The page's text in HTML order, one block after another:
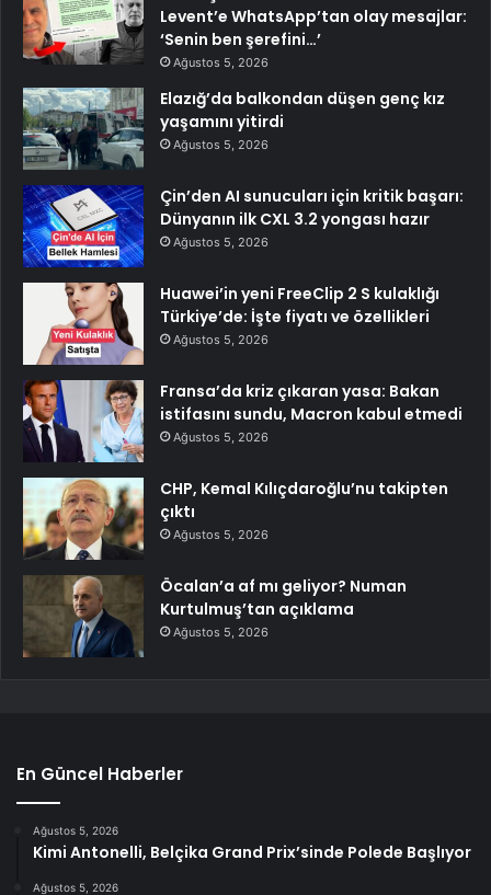
Levent’e WhatsApp’tan olay mesajlar:
‘Senin ben şerefini…’
Ağustos 5, 2026
Elazığ’da balkondan düşen genç kız
yaşamını yitirdi
Ağustos 5, 2026
Çin’den AI sunucuları için kritik başarı:
Dünyanın ilk CXL 3.2 yongası hazır
Ağustos 5, 2026
Huawei’in yeni FreeClip 2 S kulaklığı
Türkiye’de: İşte fiyatı ve özellikleri
Ağustos 5, 2026
Fransa’da kriz çıkaran yasa: Bakan
istifasını sundu, Macron kabul etmedi
Ağustos 5, 2026
CHP, Kemal Kılıçdaroğlu’nu takipten
çıktı
Ağustos 5, 2026
Öcalan’a af mı geliyor? Numan
Kurtulmuş’tan açıklama
Ağustos 5, 2026
En Güncel Haberler
Ağustos 5, 2026
Kimi Antonelli, Belçika Grand Prix’sinde Polede Başlıyor
Ağustos 5, 2026